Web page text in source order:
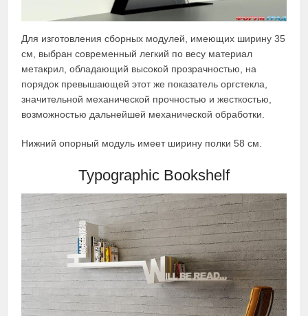
Для изготовления сборных модулей, имеющих ширину 35
см, выбран современный легкий по весу материал
метакрил, обладающий высокой прозрачностью, на
порядок превышающей этот же показатель оргстекла,
значительной механической прочностью и жесткостью,
возможностью дальнейшей механической обработки.
Нижний опорный модуль имеет ширину полки 58 см.
Typographic Bookshelf